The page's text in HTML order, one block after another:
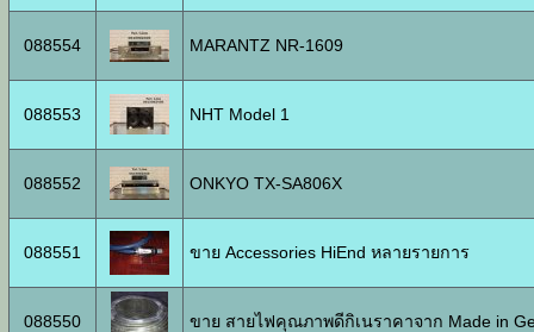
088554 MARANTZ NR-1609
088553 NHT Model 1
088552 ONKYO TX-SA806X
088551 ขาย Accessories HiEnd หลายรายการ
088550 ขาย สายไฟคุณภาพดีกิเนราคาจาก Made in